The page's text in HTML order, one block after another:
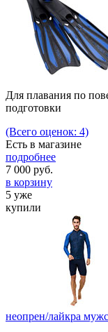
Для плавания по
подготовки
(Всего оценок: 4)
Есть в магазине
подробнее
7 000 руб.
в корзину
5 уже
купили
неопрен/лайкра